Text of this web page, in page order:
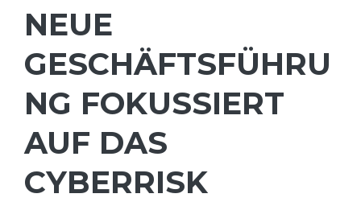
NEUE
GESCHÄFTSFÜHRU
NG FOKUSSIERT
AUF DAS
CYBERRISK